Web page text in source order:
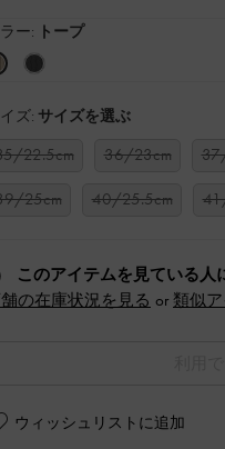
ー: トープ
ズ: サイズを選ぶ
22.5cm 36/23cm
25cm
40/25.5cm
このアイテムを見ている人
の在庫状況を見る or 類似
ウィッシュリストに追加